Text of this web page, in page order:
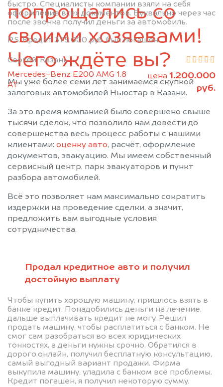
быстро. Специалисты компании взяли на себя
оформление всех документов. Буквально через час
после звонка получил деньги за автомобиль.
P.S. Кредит 375.000 руб. был погашен.
Сергей, Казань
Mercedes-Benz E200 AMG 1.8
АТ
цена 1.200.000
руб.
Продал кредитное авто и получил
достойную выплату
Чтобы купить хорошую машину, пришлось взять в
банке кредит. Понадобились деньги на лечение,
дальше выплачивать кредит не могу. Решил
продать машину, чтобы расплатиться с банком. Не
смог сам разобраться во всех юридических
тонкостях, а деньги нужны срочно. Обратился в
дорого.онлайн, получил бесплатную консультацию,
самый выгодный вариант продажи. Фирма
выкупила машину, уладила с банком все проблемы.
Кредит погашен, я получил некоторую сумму.
Муслюмово
Набережные Челны
Нижнекамск
Новошешминск
Нурлат
Пестрецы
Старое Дрожжаное
Тетюши
Черемшан
Чистополь
попрощались со
своими хозяевами!
Чего ждёте вы?
Мы уже более семи лет занимаемся скупкой
залоговых автомобилей Ньюстар в Казани.
За это время компанией было совершено свыше
тысячи сделок, что позволило нам довести до
совершенства весь процесс работы с нашими
клиентами: оценку авто, расчёт, оформление
документов, эвакуацию. Мы имеем собственный
сервисный центр, парк эвакуаторов и пункт
разбора автомобилей.
Всё это позволяет нам максимально сократить
издержки на проведение сделки, а значит,
предложить вам выгодные условия
сотрудничества.
Позвоните нам: 8 (800)
551-81-15
Мы проконсультируем вас и
рассчитаем стоимость вашего
автомобиля.